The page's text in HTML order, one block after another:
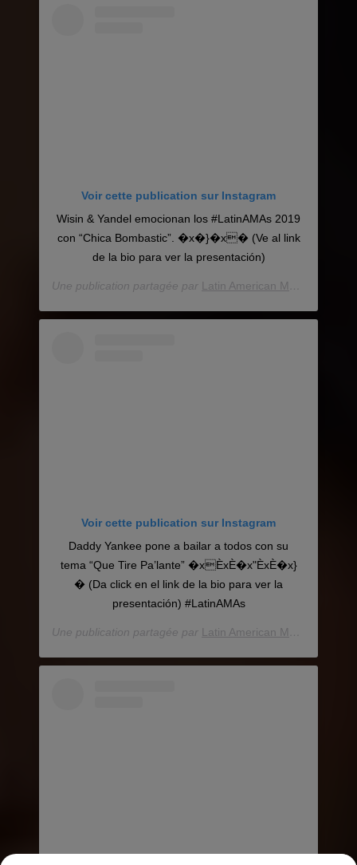
Voir cette publication sur Instagram
Wisin & Yandel emocionan los #LatinAMAs 2019
con “Chica Bombastic”. �x�}�x� (Ve al link
de la bio para ver la presentación)
Une publication partagée par Latin American Music Awards
Voir cette publication sur Instagram
Daddy Yankee pone a bailar a todos con su
tema “Que Tire Pa’lante” �xÈxÈ�x"ÈxÈ�x}
� (Da click en el link de la bio para ver la
presentación) #LatinAMAs
Une publication partagée par Latin American Music Awards